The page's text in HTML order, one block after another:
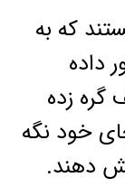
که به
داده
زده
خود نگه
دهند.